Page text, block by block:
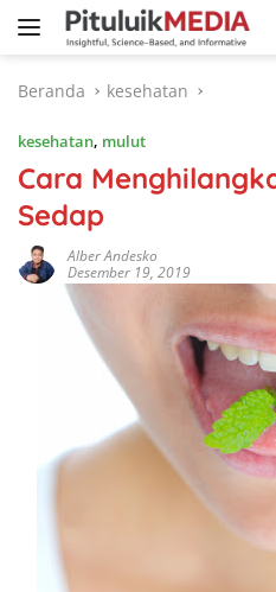
Langsung
Beranda
kesehatan
kesehatan, mulut
Cara
Sedap
Alber Andesko
Desember 19, 2019